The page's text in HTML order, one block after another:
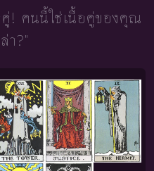
! คนนี้ใช่เนื้อคู่ของคุณ
า?"